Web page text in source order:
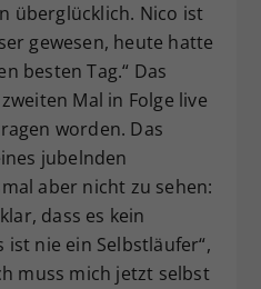
überglücklich. Nico ist
gewesen, heute hatte
besten Tag.“ Das
Mal in Folge live
worden. Das
jubelnden
aber nicht zu sehen:
dass es kein
ist nie ein Selbstläufer“,
muss mich jetzt selbst